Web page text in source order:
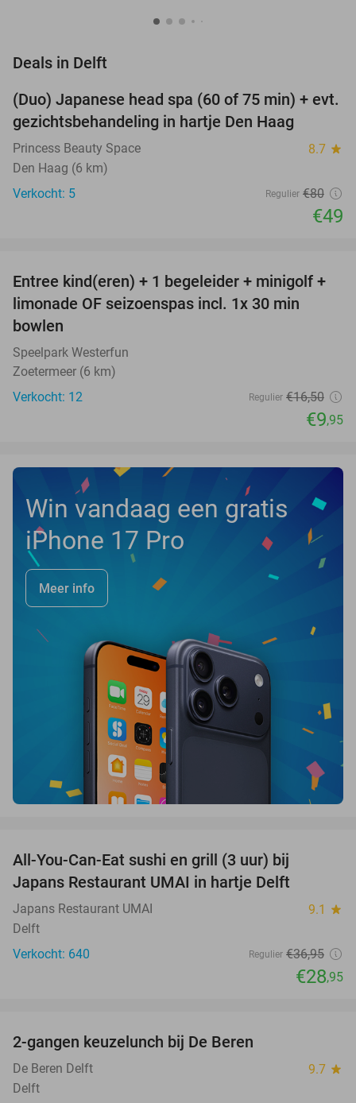
Deals in Delft
39%
NEW
TODAY
(Duo) Japanese head spa (60 of 75 min) + evt.
gezichtsbehandeling in hartje Den Haag
Princess Beauty Space 8.7 star
Den Haag (6 km)
Verkocht: 5
Regulier €80
€49
40%
TODAY
Entree kind(eren) + 1 begeleider + minigolf +
limonade OF seizoenspas incl. 1x 30 min
bowlen
Speelpark Westerfun
Zoetermeer (6 km)
Verkocht: 12
Regulier €16,50
€9,95
Win vandaag een gratis
iPhone 17 Pro
Meer info
All-You-Can-Eat sushi en grill (3 uur) bij
Japans Restaurant UMAI in hartje Delft
Japans Restaurant UMAI 9.1 star
Delft
Verkocht: 640
Regulier €36,95
€28,95
2-gangen keuzelunch bij De Beren
De Beren Delft 9.7 star
Delft